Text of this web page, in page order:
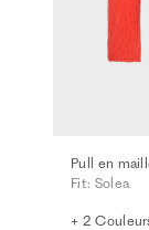
Pull en
Fit: Solea
+ 2